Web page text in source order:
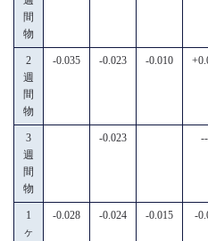
間
物
2
週
間
物
-0.035 -0.023 -0.010
3
週
間
物
-0.023
1
ヶ
-0.028 -0.024 -0.015 -